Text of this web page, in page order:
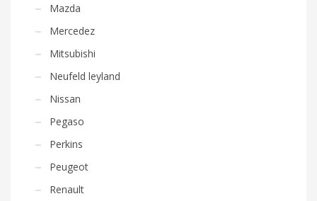
Mazda
Mercedez
Mitsubishi
Neufeld leyland
Nissan
Pegaso
Perkins
Peugeot
Renault